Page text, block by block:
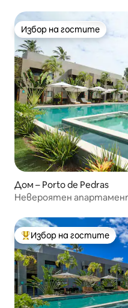
Избор на гостите
Избор на гостите
Дом – Porto de Pedras
Невероятен
Най-популярен избор на
Избор на гостите